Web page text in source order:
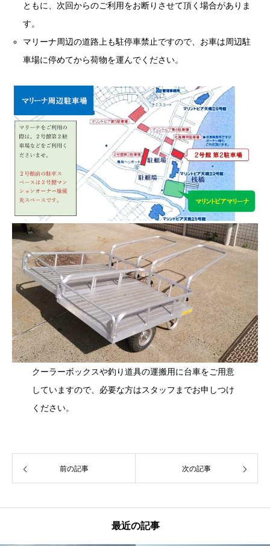
ともに、次回からのご利用をお断りさせて頂く場合がありま
す。
マリーナ周辺の道路上も駐停車禁止ですので、お車は周辺駐
車場に停めてから荷物を運んでください。
クーラーボックスや釣り道具の運搬用に台車をご用意
していますので、必要な方はスタッフまでお申しつけ
ください。
前の記事 次の記事
最近の記事